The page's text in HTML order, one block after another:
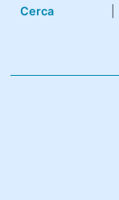
Cerca